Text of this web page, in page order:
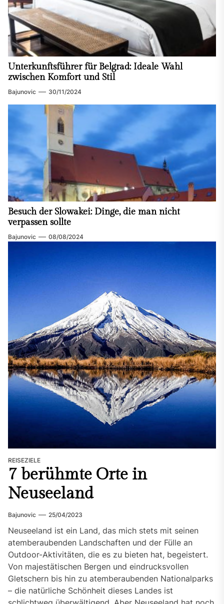
Unterkunftsführer für Belgrad: Ideale Wahl
zwischen Komfort und Stil
Bajunovic 30/11/2024
Besuch der Slowakei: Dinge, die man nicht
verpassen sollte
Bajunovic 08/08/2024
REISEZIELE
7 berühmte Orte in
Neuseeland
Bajunovic 25/04/2023
Neuseeland ist ein Land, das mich stets mit seinen
atemberaubenden Landschaften und der Fülle an
Outdoor-Aktivitäten, die es zu bieten hat, begeistert.
Von majestätischen Bergen und eindrucksvollen
Gletschern bis hin zu atemberaubenden Nationalparks
– die natürliche Schönheit dieses Landes ist